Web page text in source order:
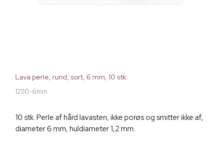
Lava perle, rund, sort, 6 mm, 10 stk.
12110-6mm
10 stk. Perle af hård lavasten, ikke porøs og smitter ikke af,
diameter 6 mm, huldiameter 1,2 mm.